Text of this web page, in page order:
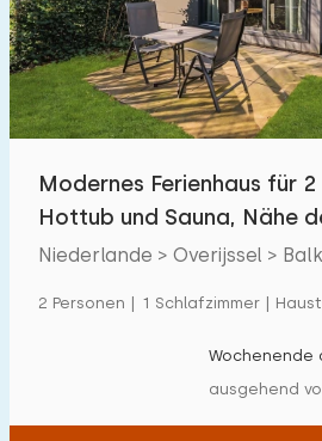
Schwimmbad
Eingezäunter Garten
Haustierfrei
Ladestation Auto
€ 0 — €
Modernes Ferienhaus für
Hottub und Sauna, Nähe
Balkbrug
Niederlande > Overijssel >
2 Personen | 1 Schlafzimmer |
Wochenende
ausgehend